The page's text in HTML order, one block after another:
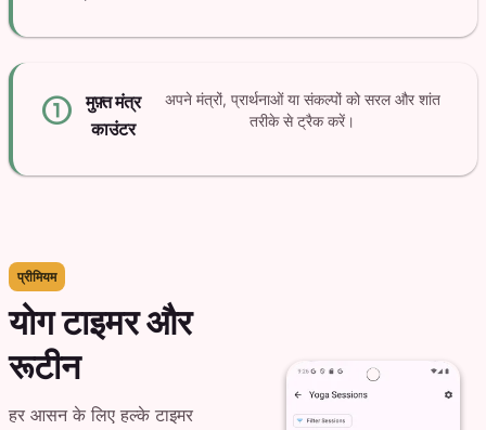
counter_1
मुफ़्त मंत्र
काउंटर
अपने मंत्रों, प्रार्थनाओं या संकल्पों को सरल और शांत
तरीके से ट्रैक करें।
प्रीमियम
योग टाइमर और
रूटीन
हर आसन के लिए हल्के टाइमर